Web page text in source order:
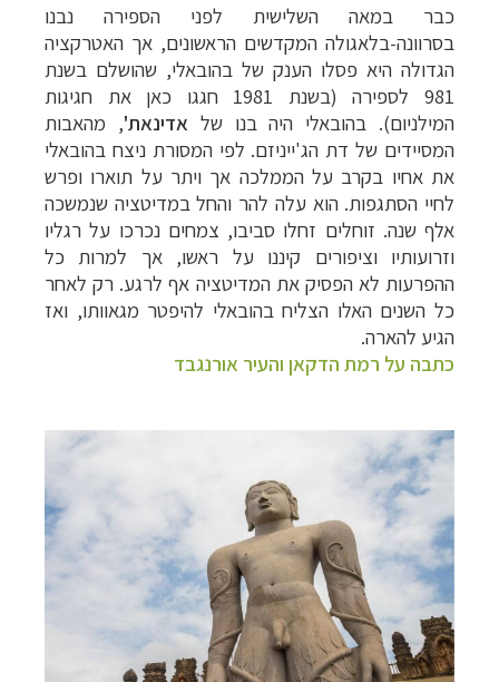
כבר במאה השלישית לפני הספירה נבנו
בסרוונה-בלאגולה המקדשים הראשונים, אך האטרקציה
הגדולה היא פסלו הענק של בהובאלי, שהושלם בשנת
981 לספירה (בשנת 1981 חגגו כאן את חגיגות
המילניום). בהובאלי היה בנו של אדינאת', מהאבות
המסיידים של דת הג'ייניזם. לפי המסורת ניצח בהובאלי
את אחיו בקרב על הממלכה אך ויתר על תוארו ופרש
לחיי הסתגפות. הוא עלה להר והחל במדיטציה שנמשכה
אלף שנה. זוחלים זחלו סביבו, צמחים נכרכו על רגליו
וזרועותיו וציפורים קיננו על ראשו, אך למרות כל
ההפרעות לא הפסיק את המדיטציה אף לרגע. רק לאחר
כל השנים האלו הצליח בהובאלי להיפטר מגאוותו, ואז
הגיע להארה.
כתבה על רמת הדקאן והעיר אורנגבד